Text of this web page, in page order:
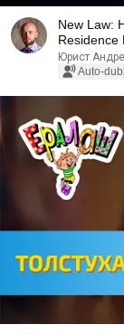
New Law:
Residence
Юрист
Auto-